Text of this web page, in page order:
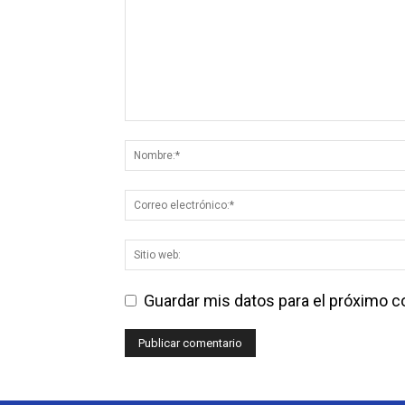
Guardar mis datos para el próximo